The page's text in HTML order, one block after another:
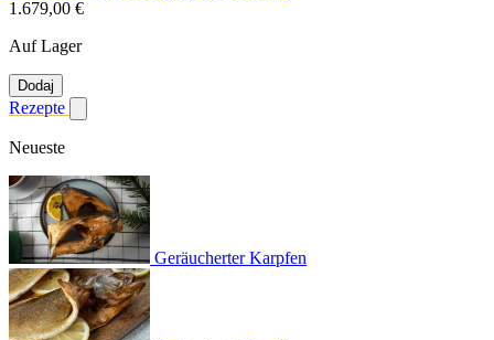
1.679,00 €
Auf Lager
Dodaj
Rezepte
Untermenü für Rezepte anzeigen
Neueste
Geräucherter Karpfen